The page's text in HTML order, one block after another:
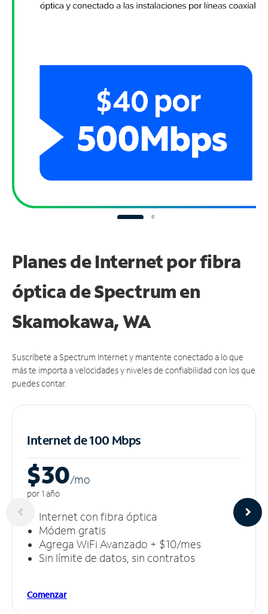
Planes de Internet por fibra
óptica de Spectrum en
Skamokawa, WA
Suscríbete a Spectrum Internet y mantente conectado a lo que
más te importa a velocidades y niveles de confiabilidad con los que
puedes contar.
Internet de 100 Mbps
$30/mo
por 1 año
Internet con fibra óptica
Módem gratis
Agrega WiFi Avanzado + $10/mes
Sin límite de datos, sin contratos
Comenzar